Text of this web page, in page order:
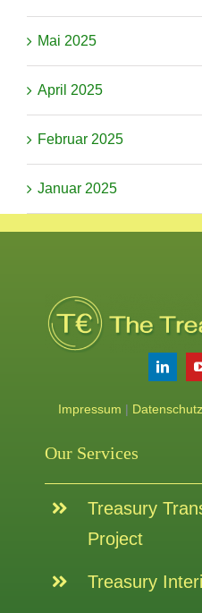
Mai 2025
April 2025
Februar 2025
Januar 2025
Impressum |
Our Services
Treasury
Project
Treasury